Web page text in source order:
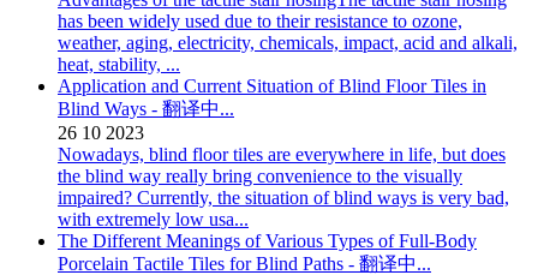
has been widely used due to their resistance to ozone,
weather, aging, electricity, chemicals, impact, acid and alkali,
heat, stability, ...
Application and Current Situation of Blind Floor Tiles in
Blind Ways - 翻译中...
26 10 2023
Nowadays, blind floor tiles are everywhere in life, but does
the blind way really bring convenience to the visually
impaired? Currently, the situation of blind ways is very bad,
with extremely low usa...
The Different Meanings of Various Types of Full-Body
Porcelain Tactile Tiles for Blind Paths - 翻译中...